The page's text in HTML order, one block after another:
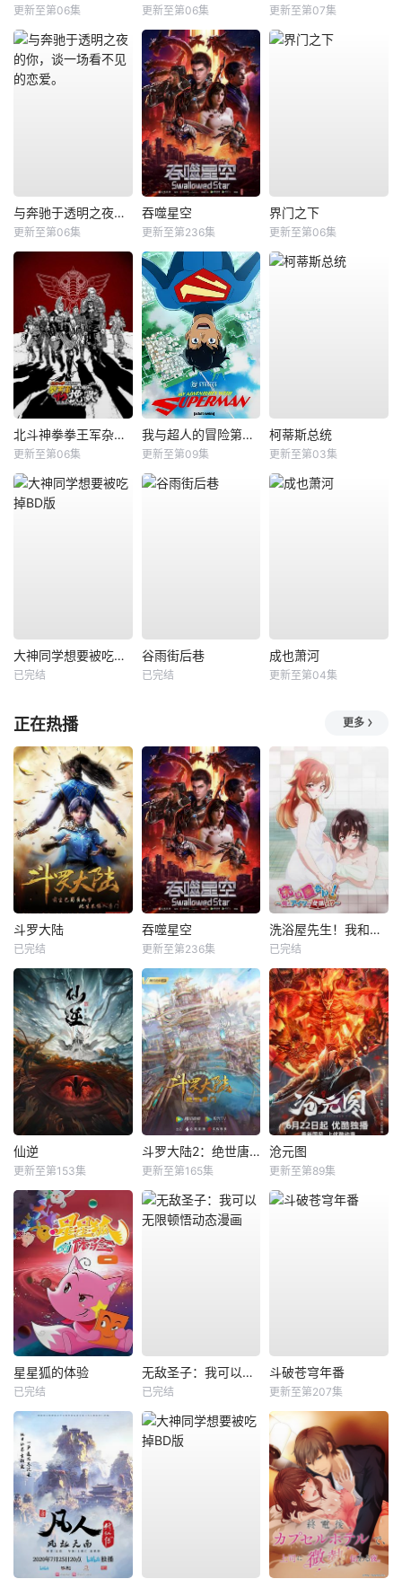
更新至第06集 更新至第06集 更新至第07集
与奔驰于透明之夜的你，谈一场看不见的恋爱。
更新至第06集
吞噬星空
更新至第236集
界门之下
更新至第06集
北斗神拳拳王军杂兵们的挽歌
更新至第06集
我与超人的冒险第三季
更新至第09集
柯蒂斯总统
更新至第03集
大神同学想要被吃掉BD版
已完结
谷雨街后巷
已完结
成也萧河
更新至第04集
正在热播 更多
斗罗大陆
已完结
吞噬星空
更新至第236集
洗浴屋先生！我和那家伙在女浴池！？
已完结
仙逆
更新至第153集
斗罗大陆2：绝世唐门
更新至第165集
沧元图
更新至第89集
星星狐的体验
已完结
无敌圣子：我可以无限顿悟动态漫画
已完结
斗破苍穹年番
更新至第207集